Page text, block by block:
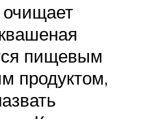
пищевым
продуктом,